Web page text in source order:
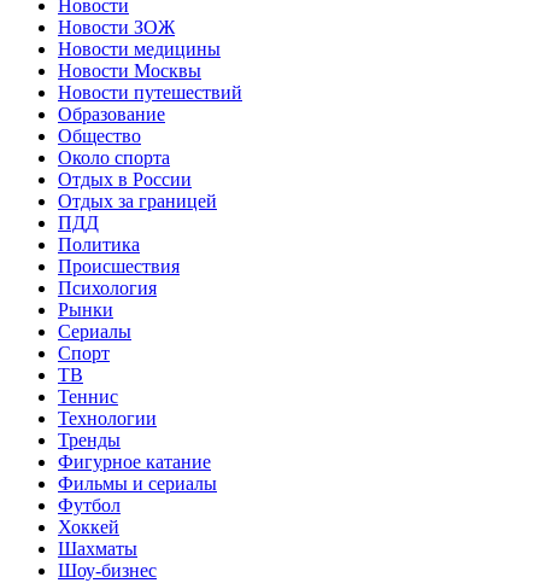
Новости
Новости ЗОЖ
Новости медицины
Новости Москвы
Новости путешествий
Образование
Общество
Около спорта
Отдых в России
Отдых за границей
ПДД
Политика
Происшествия
Психология
Рынки
Сериалы
Спорт
ТВ
Теннис
Технологии
Тренды
Фигурное катание
Фильмы и сериалы
Футбол
Хоккей
Шахматы
Шоу-бизнес